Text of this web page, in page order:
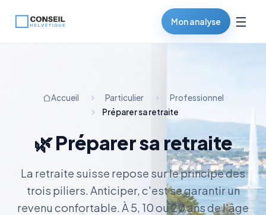
Mon analyse ☰
Accueil Particulier
Professionnel
Préparer sa retraite
🌿 Préparer sa retraite
La retraite suisse repose sur le principe des
trois piliers. Anticiper, c'est se garantir un
revenu confortable. À 5, 10 ou 20 ans de l'âge